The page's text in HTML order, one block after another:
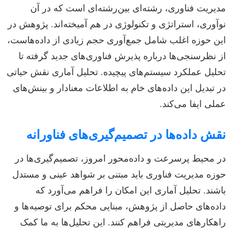
مدیریت فناوری، رشته‌ای بین‌رشته‌ای است که در آن
نوآوری، استراتژی و تکنولوژی در هم آمیخته‌اند. پژوهش در
این حوزه اغلب شامل جمع‌آوری حجم زیادی از داده‌هاست،
از نظرسنجی‌ها درباره پذیرش فناوری‌های جدید گرفته تا
تحلیل عملکرد سیستم‌های پیچیده. تحلیل آماری نقش حیاتی
در تبدیل این داده‌های خام به اطلاعات معنادار و بینش‌های
عملی ایفا می‌کند.
نقش داده‌ها در تصمیم‌گیری‌های فناورانه
در محیط پرسرعت و داده‌محور امروز، تصمیم‌گیری‌ها در
حوزه مدیریت فناوری باید مبتنی بر شواهد عینی و مستدل
باشند. تحلیل آماری این امکان را فراهم می‌آورد که
داده‌های حاصل از پژوهش، مبنایی محکم برای توصیه‌ها و
راهکارهای مدیریتی فراهم کنند. این تحلیل‌ها به ما کمک